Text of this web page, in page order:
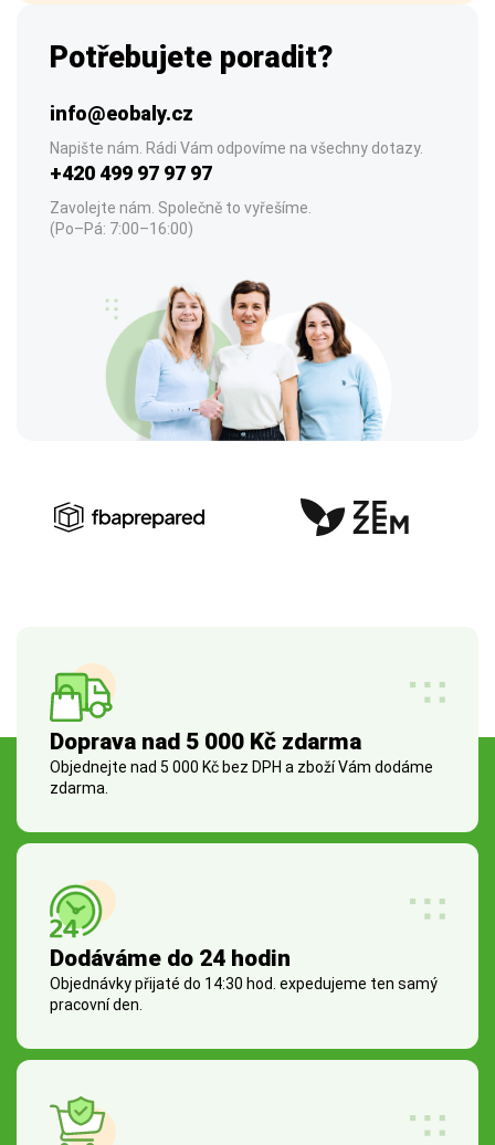
Potřebujete poradit?
info@eobaly.cz
Napište nám. Rádi Vám odpovíme na všechny dotazy.
+420 499 97 97 97
Zavolejte nám. Společně to vyřešíme.
(Po–Pá: 7:00–16:00)
Doprava nad 5 000 Kč zdarma
Objednejte nad 5 000 Kč bez DPH a zboží Vám dodáme
zdarma.
Dodáváme do 24 hodin
Objednávky přijaté do 14:30 hod. expedujeme ten samý
pracovní den.